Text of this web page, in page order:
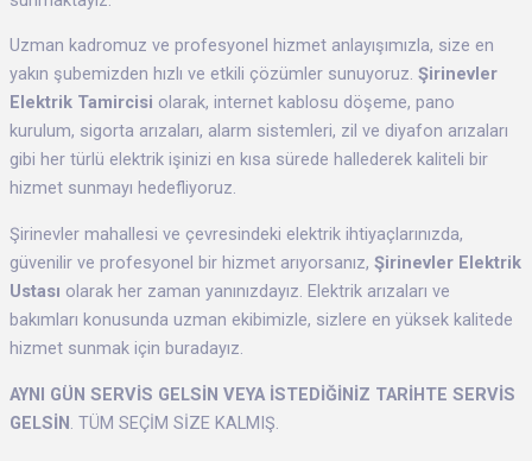
Uzman kadromuz ve profesyonel hizmet anlayışımızla, size en
yakın şubemizden hızlı ve etkili çözümler sunuyoruz. Şirinevler
Elektrik Tamircisi olarak, internet kablosu döşeme, pano
kurulum, sigorta arızaları, alarm sistemleri, zil ve diyafon arızaları
gibi her türlü elektrik işinizi en kısa sürede hallederek kaliteli bir
hizmet sunmayı hedefliyoruz.
Şirinevler mahallesi ve çevresindeki elektrik ihtiyaçlarınızda,
güvenilir ve profesyonel bir hizmet arıyorsanız, Şirinevler Elektrik
Ustası olarak her zaman yanınızdayız. Elektrik arızaları ve
bakımları konusunda uzman ekibimizle, sizlere en yüksek kalitede
hizmet sunmak için buradayız.
AYNI GÜN SERVİS GELSİN VEYA İSTEDİĞİNİZ TARİHTE SERVİS
GELSİN. TÜM SEÇİM SİZE KALMIŞ.